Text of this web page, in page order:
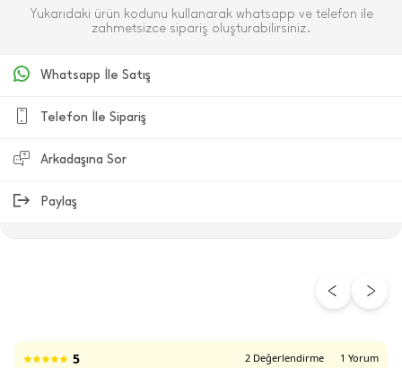
Yukarıdaki ürün kodunu kullanarak whatsapp ve telefon ile
zahmetsizce sipariş oluşturabilirsiniz.
Whatsapp İle Satış
Telefon İle Sipariş
Arkadaşına Sor
Paylaş
5 2 Değerlendirme 1 Yorum